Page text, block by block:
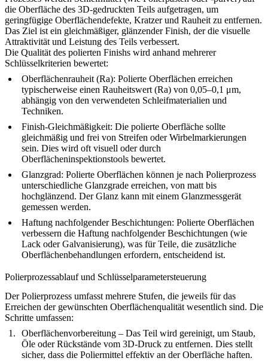
die Oberfläche des 3D-gedruckten Teils aufgetragen, um
geringfügige Oberflächendefekte, Kratzer und Rauheit zu entfernen.
Das Ziel ist ein gleichmäßiger, glänzender Finish, der die visuelle
Attraktivität und Leistung des Teils verbessert.
Die Qualität des polierten Finishs wird anhand mehrerer
Schlüsselkriterien bewertet:
Oberflächenrauheit (Ra): Polierte Oberflächen erreichen
typischerweise einen Rauheitswert (Ra) von 0,05–0,1 μm,
abhängig von den verwendeten Schleifmaterialien und
Techniken.
Finish-Gleichmäßigkeit: Die polierte Oberfläche sollte
gleichmäßig und frei von Streifen oder Wirbelmarkierungen
sein. Dies wird oft visuell oder durch
Oberflächeninspektionstools bewertet.
Glanzgrad: Polierte Oberflächen können je nach Polierprozess
unterschiedliche Glanzgrade erreichen, von matt bis
hochglänzend. Der Glanz kann mit einem Glanzmessgerät
gemessen werden.
Haftung nachfolgender Beschichtungen: Polierte Oberflächen
verbessern die Haftung nachfolgender Beschichtungen (wie
Lack oder Galvanisierung), was für Teile, die zusätzliche
Oberflächenbehandlungen erfordern, entscheidend ist.
Polierprozessablauf und Schlüsselparametersteuerung
Der Polierprozess umfasst mehrere Stufen, die jeweils für das
Erreichen der gewünschten Oberflächenqualität wesentlich sind. Die
Schritte umfassen:
Oberflächenvorbereitung – Das Teil wird gereinigt, um Staub,
Öle oder Rückstände vom 3D-Druck zu entfernen. Dies stellt
sicher, dass die Poliermittel effektiv an der Oberfläche haften.